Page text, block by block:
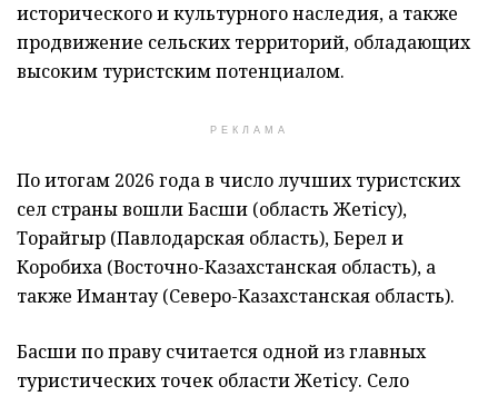
исторического и культурного наследия, а также
продвижение сельских территорий, обладающих
высоким туристским потенциалом.
РЕКЛАМА
По итогам 2026 года в число лучших туристских
сел страны вошли Басши (область Жетісу),
Торайгыр (Павлодарская область), Берел и
Коробиха (Восточно-Казахстанская область), а
также Имантау (Северо-Казахстанская область).
Басши по праву считается одной из главных
туристических точек области Жетісу. Село